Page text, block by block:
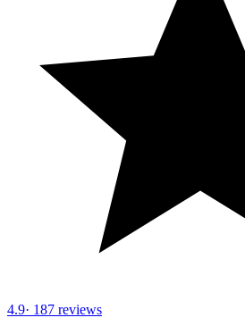
4.9· 187 reviews